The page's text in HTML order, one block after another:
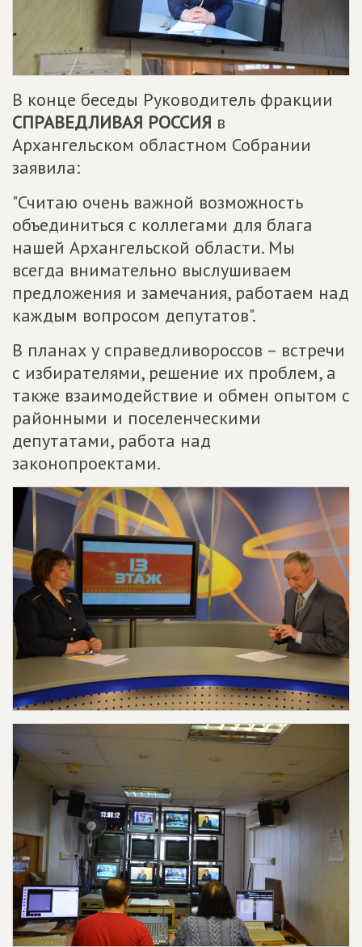
В конце беседы Руководитель фракции
СПРАВЕДЛИВАЯ РОССИЯ в
Архангельском областном Собрании
заявила:
"Считаю очень важной возможность
объединиться с коллегами для блага
нашей Архангельской области. Мы
всегда внимательно выслушиваем
предложения и замечания, работаем над
каждым вопросом депутатов".
В планах у справедливороссов – встречи
с избирателями, решение их проблем, а
также взаимодействие и обмен опытом с
районными и поселенческими
депутатами, работа над
законопроектами.